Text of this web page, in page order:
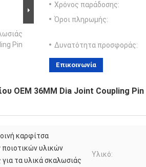
Pin
Χρόνος παράδοσης:
Όροι πληρωμής:
Δυνατότητα προσφοράς:
Επικοινωνία
OEM 36MM Dia Joint Coupling Pin
καρφίτσα
υλικών
τα υλικά σκαλωσιάς
Υλικό: